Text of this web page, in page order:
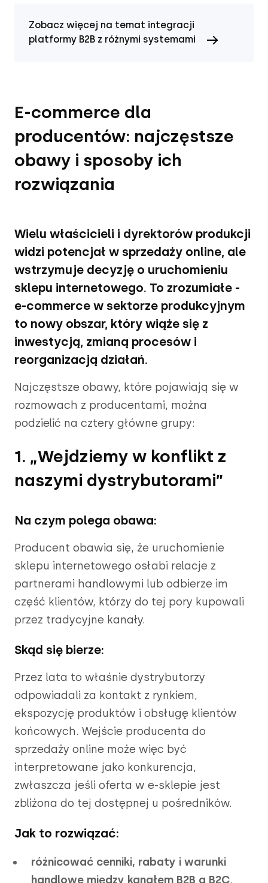
Zobacz więcej na temat integracji
platformy B2B z różnymi systemami
E-commerce dla
producentów: najczęstsze
obawy i sposoby ich
rozwiązania
Wielu właścicieli i dyrektorów produkcji
widzi potencjał w sprzedaży online, ale
wstrzymuje decyzję o uruchomieniu
sklepu internetowego. To zrozumiałe -
e-commerce w sektorze produkcyjnym
to nowy obszar, który wiąże się z
inwestycją, zmianą procesów i
reorganizacją działań.
Najczęstsze obawy, które pojawiają się w
rozmowach z producentami, można
podzielić na cztery główne grupy:
1. „Wejdziemy w konflikt z
naszymi dystrybutorami”
Na czym polega obawa:
Producent obawia się, że uruchomienie
sklepu internetowego osłabi relacje z
partnerami handlowymi lub odbierze im
część klientów, którzy do tej pory kupowali
przez tradycyjne kanały.
Skąd się bierze:
Przez lata to właśnie dystrybutorzy
odpowiadali za kontakt z rynkiem,
ekspozycję produktów i obsługę klientów
końcowych. Wejście producenta do
sprzedaży online może więc być
interpretowane jako konkurencja,
zwłaszcza jeśli oferta w e-sklepie jest
zbliżona do tej dostępnej u pośredników.
Jak to rozwiązać:
różnicować cenniki, rabaty i warunki
handlowe między kanałem B2B a B2C,